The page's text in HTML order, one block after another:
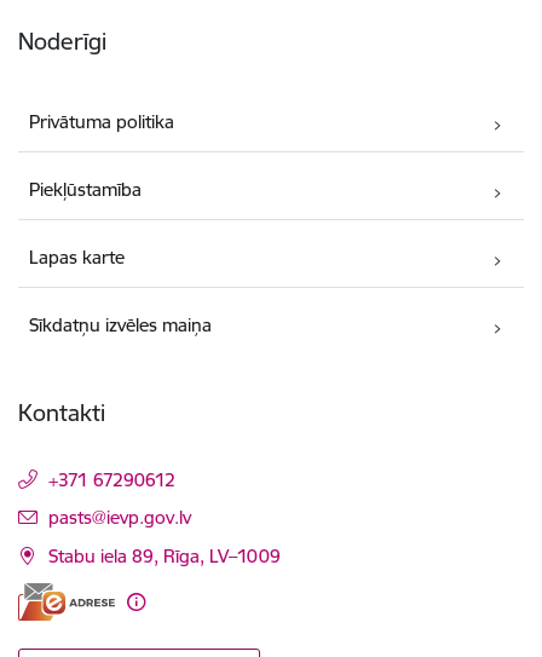
Noderīgi
Privātuma politika
Piekļūstamība
Lapas karte
Sīkdatņu izvēles maiņa
Kontakti
+371 67290612
E-pasts:
pasts@ievp.gov.lv
Stabu iela 89, Rīga, LV–1009